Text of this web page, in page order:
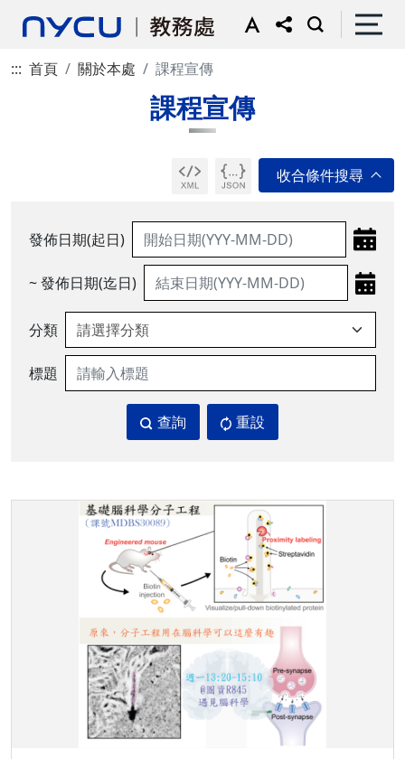
::: 首頁 關於本處 課程宣傳
課程宣傳
發佈日期(起日)
~ 發佈日期(迄日)
分類
標題
查詢 重設